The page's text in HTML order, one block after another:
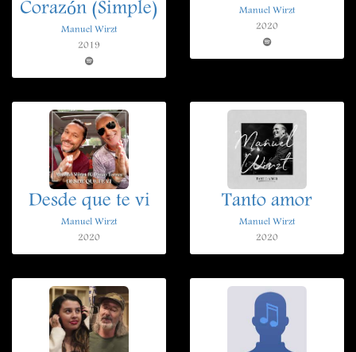
Corazón (Simple)
Manuel Wirzt
2019
Manuel Wirzt
2020
Desde que te vi
Manuel Wirzt
2020
Tanto amor
Manuel Wirzt
2020